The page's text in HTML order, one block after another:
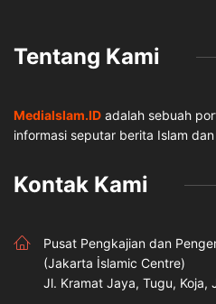
Tentang Kami
MediaIslam.ID adalah sebuah
informasi seputar berita Islam
Kontak Kami
Pusat Pengkajian dan
(Jakarta İslamic Centre)
Jl. Kramat Jaya, Tugu, Koja,